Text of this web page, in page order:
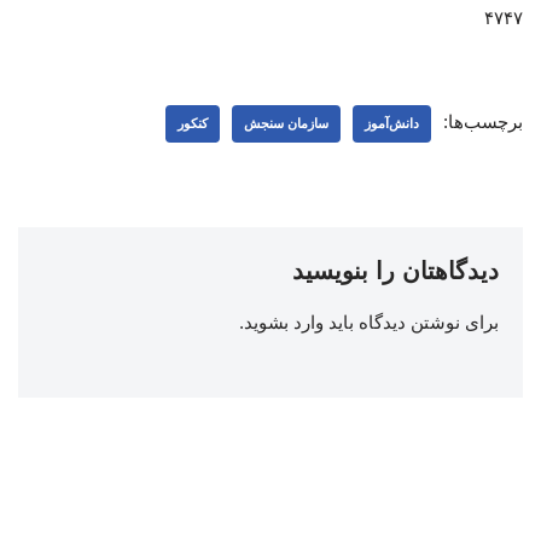
۴۷۴۷
برچسب‌ها: دانش‌آموز سازمان سنجش کنکور
دیدگاهتان را بنویسید
برای نوشتن دیدگاه باید وارد بشوید.